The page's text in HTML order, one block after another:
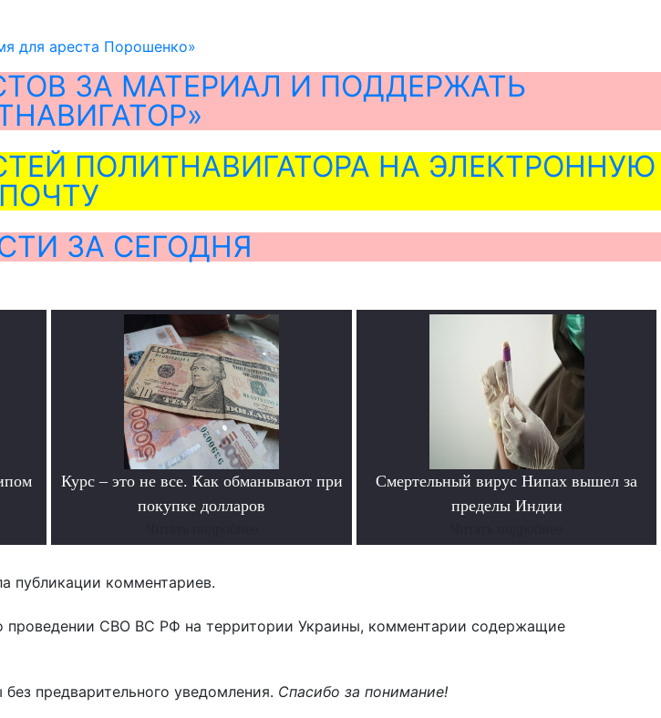
для ареста Порошенко»
ЗА МАТЕРИАЛ И ПОДДЕРЖАТЬ
ПОЛИТНАВИГАТОРА НА ЭЛЕКТРОННУЮ
ПОЧТУ
ЗА СЕГОДНЯ
Курс – это не все. Как обманывают при
покупке долларов
Смертельный вирус Нипах вышел за
пределы Индии
публикации комментариев.
проведении СВО ВС РФ на территории Украины, комментарии содержащие
предварительного уведомления. Спасибо за понимание!